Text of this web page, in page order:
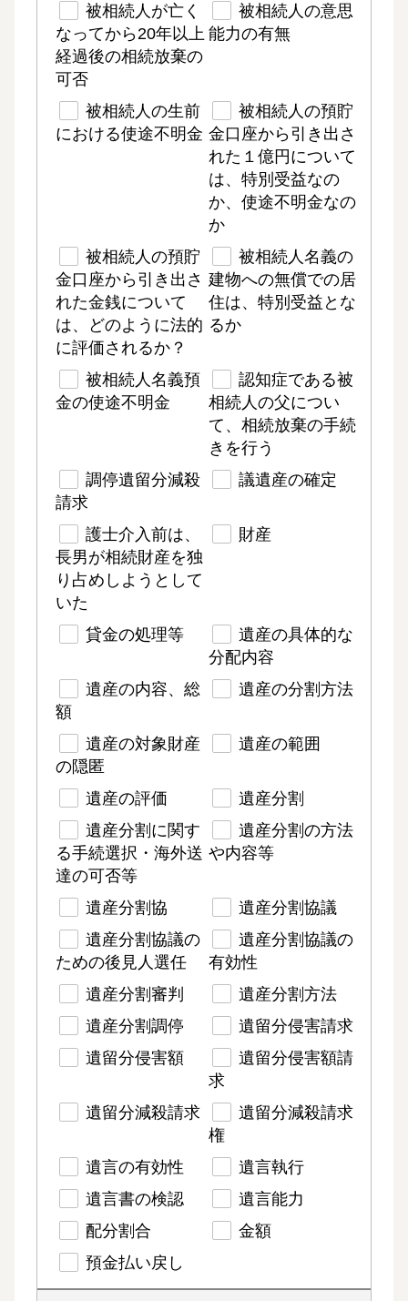
被相続人が亡く
なってから20年以上
経過後の相続放棄の
可否
被相続人の意思
能力の有無
被相続人の生前
における使途不明金
被相続人の預貯
金口座から引き出さ
れた１億円について
は、特別受益なの
か、使途不明金なの
か
被相続人の預貯
金口座から引き出さ
れた金銭について
は、どのように法的
に評価されるか？
被相続人名義の
建物への無償での居
住は、特別受益とな
るか
被相続人名義預
金の使途不明金
認知症である被
相続人の父につい
て、相続放棄の手続
きを行う
調停遺留分減殺
請求
議遺産の確定
護士介入前は、
長男が相続財産を独
り占めしようとして
いた
財産
貸金の処理等
遺産の具体的な
分配内容
遺産の内容、総
額
遺産の分割方法
遺産の対象財産
の隠匿
遺産の範囲
遺産の評価
遺産分割
遺産分割に関す
る手続選択・海外送
達の可否等
遺産分割の方法
や内容等
遺産分割協
遺産分割協議
遺産分割協議の
ための後見人選任
遺産分割協議の
有効性
遺産分割審判
遺産分割方法
遺産分割調停
遺留分侵害請求
遺留分侵害額
遺留分侵害額請
求
遺留分減殺請求
遺留分減殺請求
権
遺言の有効性
遺言執行
遺言書の検認
遺言能力
配分割合
金額
預金払い戻し